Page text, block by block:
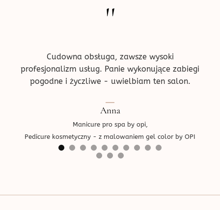
''
Cudowna obsługa, zawsze wysoki
profesjonalizm usług. Panie wykonujące zabiegi
pogodne i życzliwe - uwielbiam ten salon.
Anna
Manicure pro spa by opi,
Pedicure kosmetyczny - z malowaniem gel color by OPI